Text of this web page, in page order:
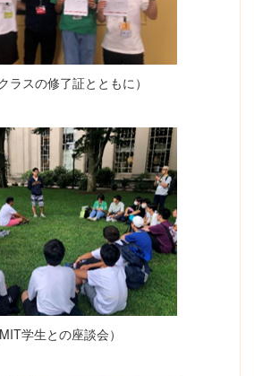
ラスの修了証とともに）
MIT学生との座談会）